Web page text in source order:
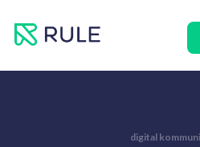
rett
digital